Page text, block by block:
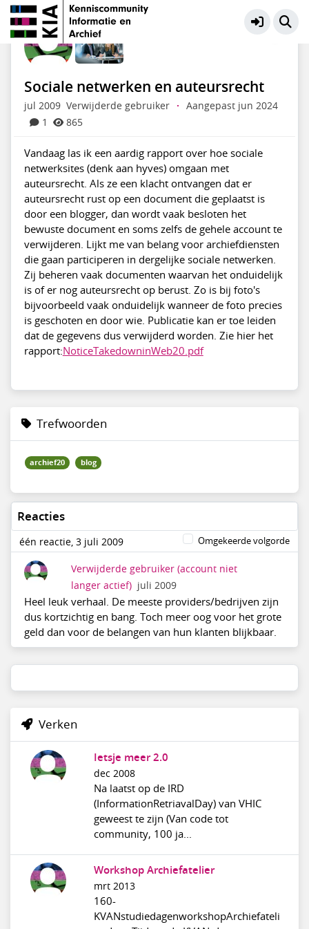
KIA Community Meer
Sociale netwerken en auteursrecht
jul 2009 Verwijderde gebruiker ·
Aangepast jun 2024
1
865
Vandaag las ik een aardig rapport over hoe sociale
netwerksites (denk aan hyves) omgaan met
auteursrecht. Als ze een klacht ontvangen dat er
auteursrecht rust op een document die geplaatst is
door een blogger, dan wordt vaak besloten het
bewuste document en soms zelfs de gehele account te
verwijderen. Lijkt me van belang voor archiefdiensten
die gaan participeren in dergelijke sociale netwerken.
Zij beheren vaak documenten waarvan het onduidelijk
is of er nog auteursrecht op berust. Zo is bij foto's
bijvoorbeeld vaak onduidelijk wanneer de foto precies
is geschoten en door wie. Publicatie kan er toe leiden
dat de gegevens dus verwijderd worden. Zie hier het
rapport:NoticeTakedowninWeb20.pdf
Trefwoorden
archief20 blog
Reacties
één reactie, 3 juli 2009 Omgekeerde volgorde
Verwijderde gebruiker (account niet
langer actief) juli 2009
Heel leuk verhaal. De meeste providers/bedrijven zijn
dus kortzichtig en bang. Toch meer oog voor het grote
geld dan voor de belangen van hun klanten blijkbaar.
Verken
Ietsje meer 2.0
dec 2008
Na laatst op de IRD
(InformationRetriavalDay) van VHIC
geweest te zijn (Van code tot
community, 100 ja...
Workshop Archiefatelier
mrt 2013
160-
KVANstudiedagenworkshopArchiefateli